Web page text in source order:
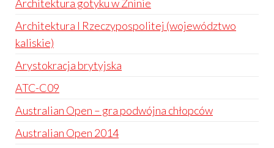
Architektura gotyku w Żninie
Architektura I Rzeczypospolitej (województwo
kaliskie)
Arystokracja brytyjska
ATC-C09
Australian Open – gra podwójna chłopców
Australian Open 2014